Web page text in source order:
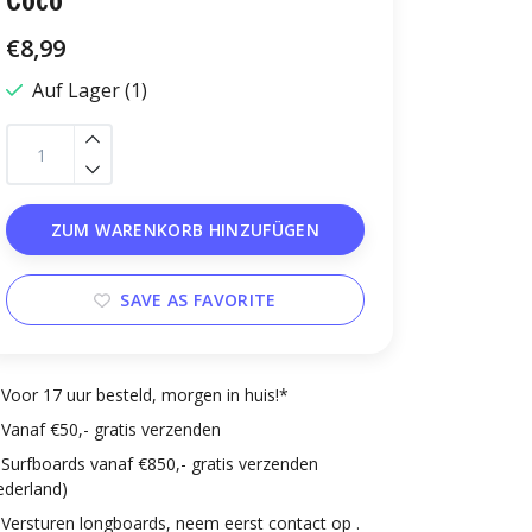
€8,99
Auf Lager (1)
ZUM WARENKORB HINZUFÜGEN
SAVE AS FAVORITE
Voor 17 uur besteld, morgen in huis!*
Vanaf €50,- gratis verzenden
Surfboards vanaf €850,- gratis verzenden
Versturen longboards, neem eerst contact op .